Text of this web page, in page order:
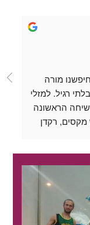
למקום שהוא מעל המצופה, תמיד זמין לשאלות ואפשר
לשלוח לו סרטונים כשמתאמנים לבד בבית והוא נותן
דגשים אפילו מחוץ למסגרת השיעור. אין אחד שלא